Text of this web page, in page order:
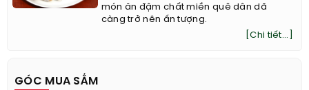
món ăn đậm chất miền quê dân dã
càng trở nên ấn tượng.
[Chi tiết...]
GÓC MUA SẮM